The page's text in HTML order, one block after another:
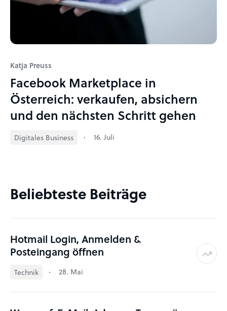
Katja Preuss
Facebook Marketplace in
Österreich: verkaufen, absichern
und den nächsten Schritt gehen
Digitales Business 16. Juli
Beliebteste Beiträge
Hotmail Login, Anmelden &
Posteingang öffnen
Technik 28. Mai